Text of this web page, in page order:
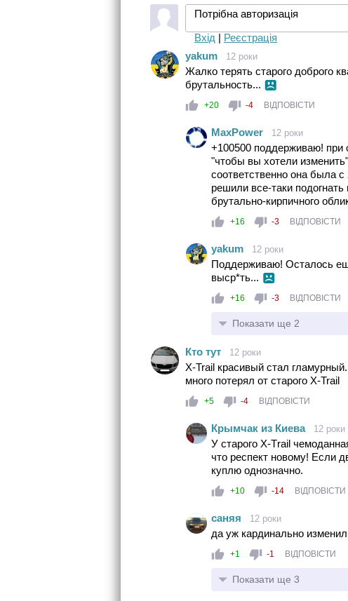
Потрібна авторизація
Вхід | Реєстрація
yakum 12 роки
Жалко терять старого доброго
брутальность...
+20 -4 ВІДПОВІСТИ
MaxPower 12 роки
+100500 поддерживаю! при
"чтобы вы хотели
соответственно она была с
решили все-таки
брутально-кирпичного
+16 -3 ВІДПОВІСТИ
yakum 12 роки
Поддерживаю! Осталось
выср*ть...
+16 -3 ВІДПОВІСТИ
Показати ще 2
Кто тут 12 роки
X-Trail красивый стал
много потерял от старого X-Trail
+5 -4 ВІДПОВІСТИ
Крымчак из Киева 12 роки
У старого Х-Тrail
что респект новому! Если
куплю однозначно.
+10 -14 ВІДПОВІСТИ
саняя 12 роки
да уж кардинально
+1 -1 ВІДПОВІСТИ
Показати ще 3